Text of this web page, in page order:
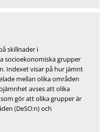
skillnader i
socioekonomiska grupper
Indexet visar på hur jämnt
mellan olika områden
avses att olika
gör att olika grupper är
(DeSO:n) och